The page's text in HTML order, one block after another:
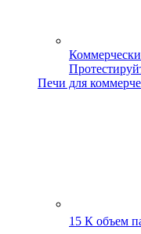
Печи для
15 К объем